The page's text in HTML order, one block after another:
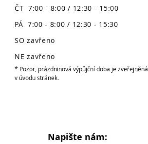
ČT 7:00 - 8:00 / 12:30 - 15:00
PÁ 7:00 - 8:00 / 12:30 - 15:30
SO zavřeno
NE zavřeno
* Pozor, prázdninová výpůjční doba je zveřejněná
v úvodu stránek.
Napište nám: